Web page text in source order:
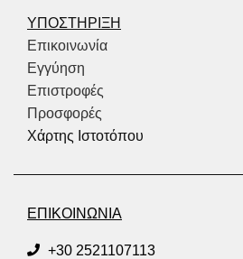
ΥΠΟΣΤΗΡΙΞΗ
Επικοινωνία
Εγγύηση
Επιστροφές
Προσφορές
Χάρτης Ιστοτόπου
ΕΠΙΚΟΙΝΩΝΙΑ
+30 2521107113